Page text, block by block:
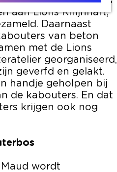
aan Lions Rhijnhart,
Daarnaast
van beton
met de Lions
georganiseerd,
geverfd en gelakt.
handje geholpen bij
de kabouters. En dat
krijgen ook nog
wordt